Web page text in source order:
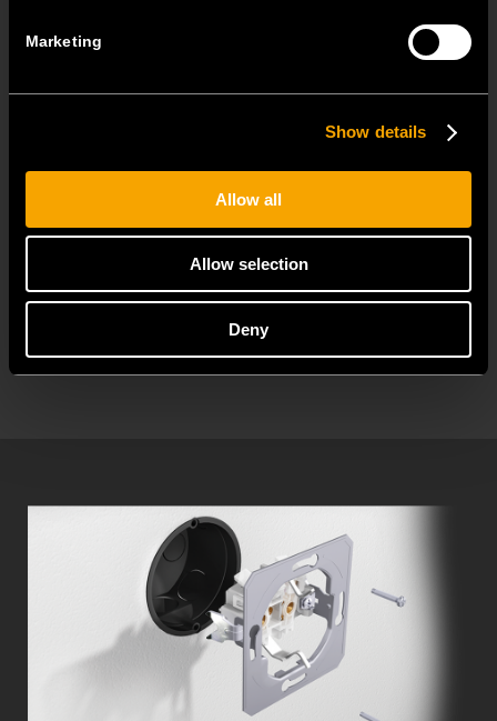
Marketing
Show details
Allow all
Allow selection
Deny
Einfache Entfernung
Sichtbare Elemente lassen sich leicht demontieren. Auch die
Maler werden Ihnen dankbar sein.